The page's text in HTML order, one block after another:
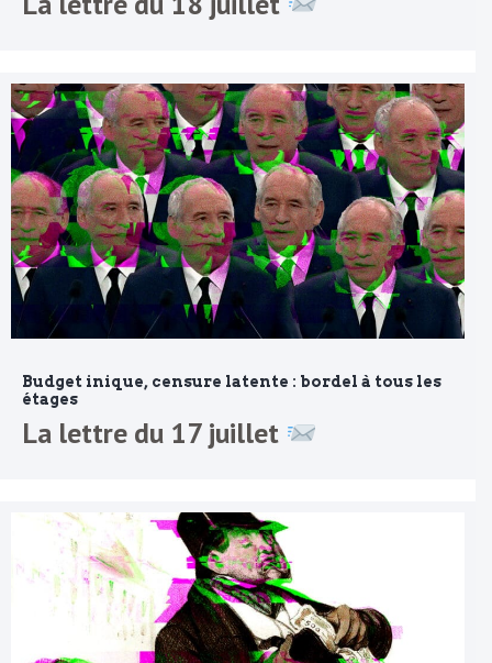
Budget inique, censure latente : bordel à tous les
étages
La lettre du 17 juillet